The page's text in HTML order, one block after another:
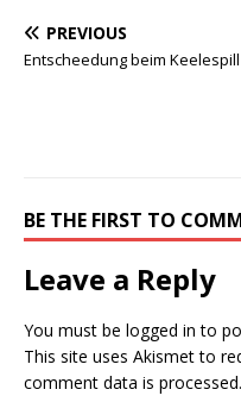
PREVIOUS
Entscheedung beim Keelespill
BE THE FIRST TO
Leave a Reply
You must be logged in to
This site uses Akismet to
comment data is processed.